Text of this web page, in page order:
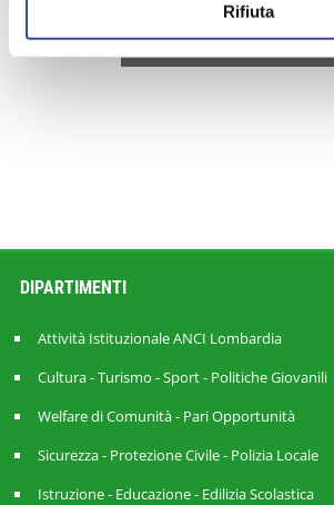
Rifiuta
MOSTRA ALTRI RISULTATI |
DIPARTIMENTI
Attività Istituzionale ANCI Lombardia
Cultura - Turismo - Sport - Politiche Giovanili
Welfare di Comunità - Pari Opportunità
Sicurezza - Protezione Civile - Polizia Locale
Istruzione - Educazione - Edilizia Scolastica